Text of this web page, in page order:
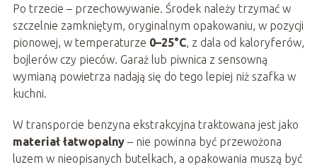
Po trzecie – przechowywanie. Środek należy trzymać w
szczelnie zamkniętym, oryginalnym opakowaniu, w pozycji
pionowej, w temperaturze 0–25°C, z dala od kaloryferów,
bojlerów czy pieców. Garaż lub piwnica z sensowną
wymianą powietrza nadają się do tego lepiej niż szafka w
kuchni.
W transporcie benzyna ekstrakcyjna traktowana jest jako
materiał łatwopalny– nie powinna być przewożona
luzem w nieopisanych butelkach, a opakowania muszą być